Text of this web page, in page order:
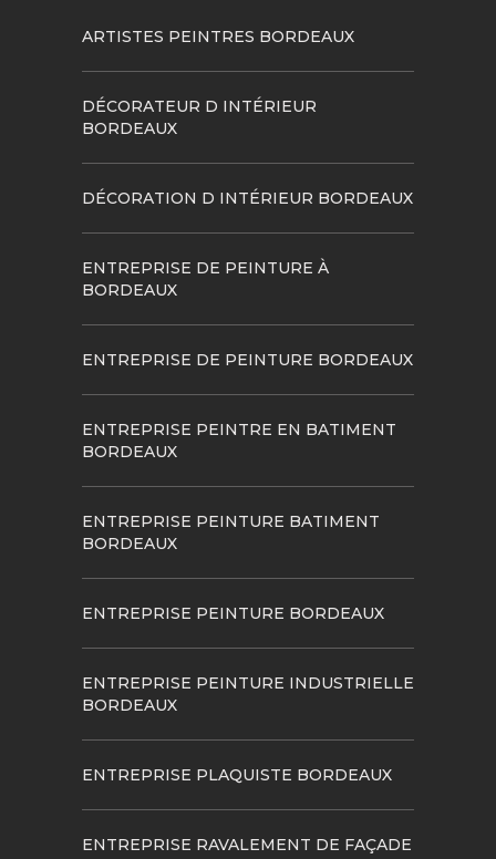
ARTISTES PEINTRES BORDEAUX
DÉCORATEUR D INTÉRIEUR
BORDEAUX
DÉCORATION D INTÉRIEUR BORDEAUX
ENTREPRISE DE PEINTURE À
BORDEAUX
ENTREPRISE DE PEINTURE BORDEAUX
ENTREPRISE PEINTRE EN BATIMENT
BORDEAUX
ENTREPRISE PEINTURE BATIMENT
BORDEAUX
ENTREPRISE PEINTURE BORDEAUX
ENTREPRISE PEINTURE INDUSTRIELLE
BORDEAUX
ENTREPRISE PLAQUISTE BORDEAUX
ENTREPRISE RAVALEMENT DE FAÇADE